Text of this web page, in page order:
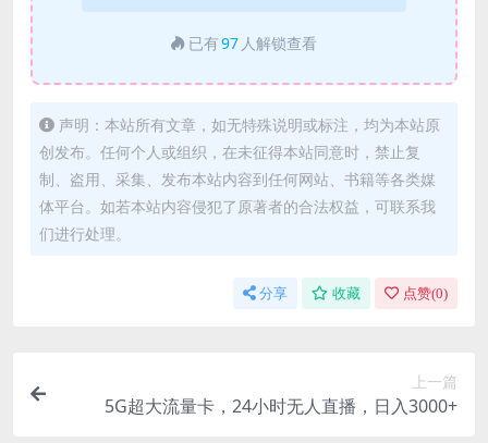
已有97 人解锁查看
声明：本站所有文章，如无特殊说明或标注，均为本站原
创发布。任何个人或组织，在未征得本站同意时，禁止复
制、盗用、采集、发布本站内容到任何网站、书籍等各类媒
体平台。如若本站内容侵犯了原著者的合法权益，可联系我
们进行处理。
分享 收藏 点赞(0)
上一篇
5G超大流量卡，24小时无人直播，日入3000+